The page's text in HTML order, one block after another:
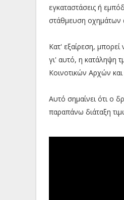
εγκαταστάσεις ή
στάθμευση οχημάτων
Κατ' εξαίρεση, μπορεί
γι' αυτό, η κατάληψη
Κοινοτικών Αρχών
Αυτό σημαίνει ότι ο
παραπάνω διάταξη